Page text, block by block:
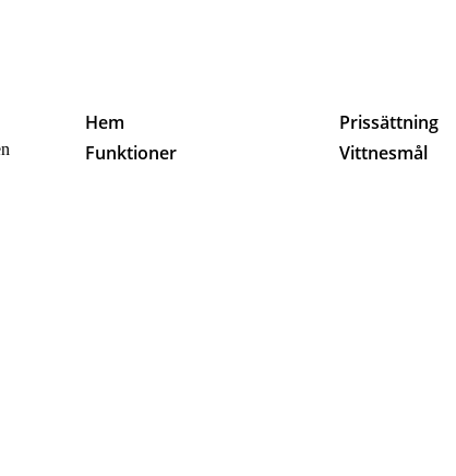
Hem
Funktioner
Prissättning
Vittnesmål